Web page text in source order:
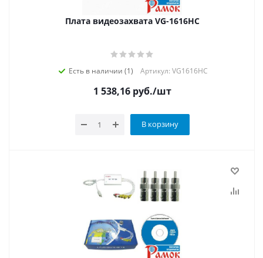
Плата видеозахвата VG-1616HC
Есть в наличии (1) Артикул: VG1616HC
1 538,16руб./шт
В корзину